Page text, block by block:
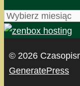
archiwum
© 2026
GeneratePress